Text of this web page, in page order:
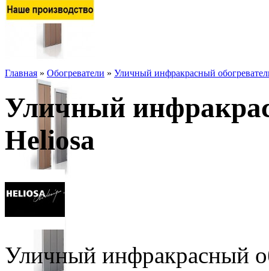
Главная » Обогреватели » Уличный инфракрасный
Уличный
Heliosa
Уличный инфракрасный